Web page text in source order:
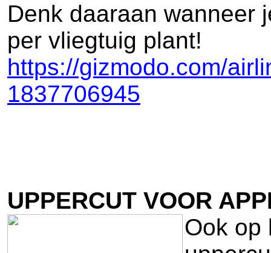
Denk daaraan wanneer
per vliegtuig plant!
https://gizmodo.com/
1837706945
UPPERCUT VOOR
Ook op